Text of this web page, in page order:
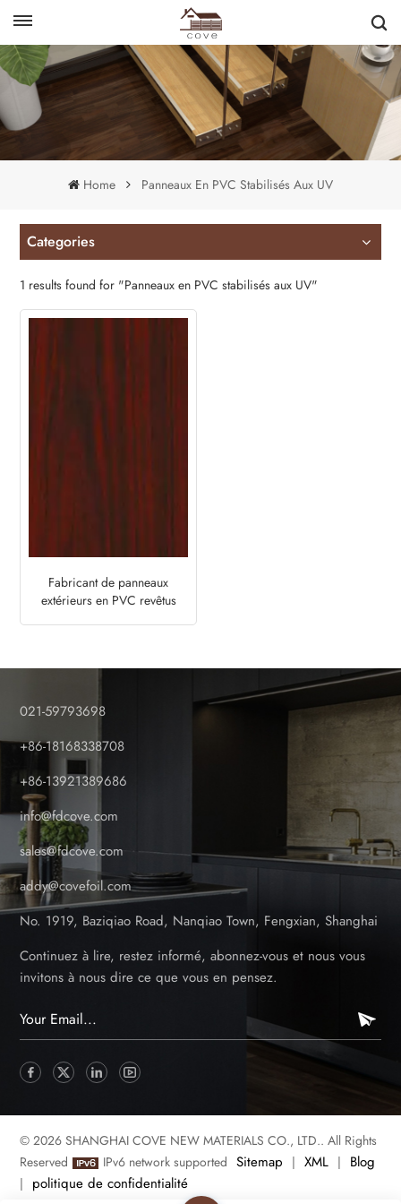
English
français
Home Panneaux En PVC Stabilisés Aux UV
Categories
1 results found for "Panneaux en PVC stabilisés aux UV"
Fabricant de panneaux
extérieurs en PVC revêtus
021-59793698
+86-18168338708
+86-13921389686
info@fdcove.com
sales@fdcove.com
addy@covefoil.com
No. 1919, Baziqiao Road, Nanqiao Town, Fengxian, Shanghai
Continuez à lire, restez informé, abonnez-vous et nous vous
invitons à nous dire ce que vous en pensez.
© 2026 SHANGHAI COVE NEW MATERIALS CO., LTD.. All Rights
Reserved
IPv6 network supported Sitemap | XML | Blog
| politique de confidentialité